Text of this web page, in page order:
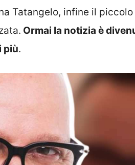
Tatangelo, infine il
Ormai la notizia è
più.